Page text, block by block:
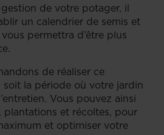
de votre potager, il
un calendrier de semis et
permettra d’être plus
de réaliser ce
soit la période où votre jardin
Vous pouvez ainsi
plantations et récoltes, pour
et optimiser votre